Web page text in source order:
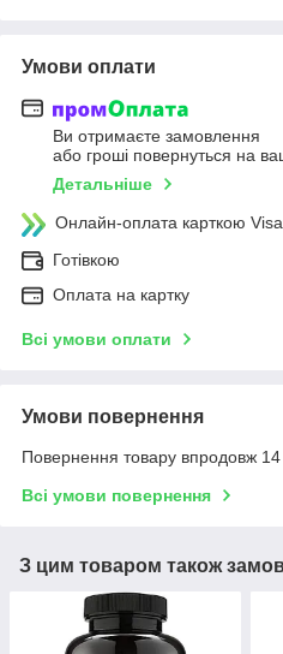
Умови оплати
Ви отримаєте замовлення
або гроші повернуться на
Детальніше
Онлайн-оплата карткою
Готівкою
Оплата на картку
Всі умови оплати
Умови повернення
Повернення товару впродовж 14
Всі умови повернення
З цим товаром також